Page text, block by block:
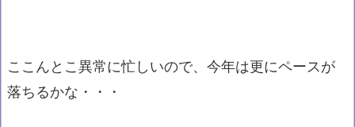
ここんとこ異常に忙しいので、今年は更にペースが
落ちるかな・・・